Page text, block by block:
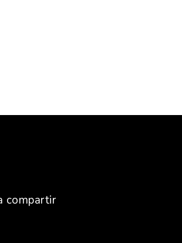
compartir